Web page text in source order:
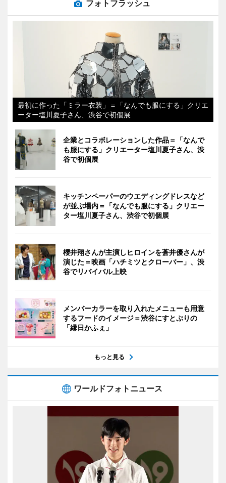
フォトフラッシュ
最初に作った「ミラー衣装」＝「なんでも服にする」クリエ
ーター塩川夏子さん、渋谷で初個展
企業とコラボレーションした作品＝「なんで
も服にする」クリエーター塩川夏子さん、渋
谷で初個展
キッチンペーパーのウエディングドレスなど
が並ぶ場内＝「なんでも服にする」クリエー
ター塩川夏子さん、渋谷で初個展
櫻井翔さんが主演しヒロインを蒼井優さんが
演じた＝映画「ハチミツとクローバー」、渋
谷でリバイバル上映
メンバーカラーを取り入れたメニューも用意
するフードのイメージ＝渋谷にすとぷりの
「縁日かふぇ」
もっと見る
ワールドフォトニュース